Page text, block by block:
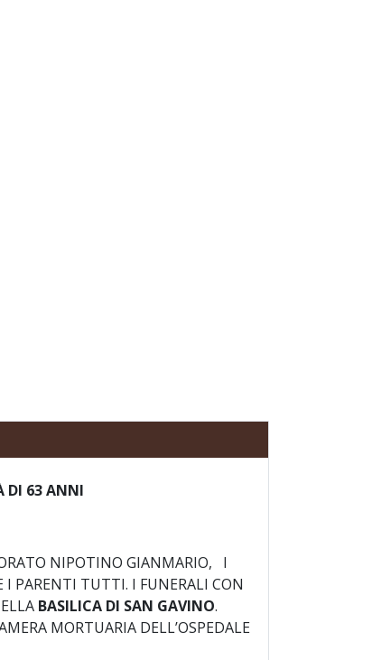
DI 63 ANNI
NIPOTINO GIANMARIO, I
I PARENTI TUTTI. I FUNERALI CON
BASILICA DI SAN GAVINO.
MORTUARIA DELL’OSPEDALE